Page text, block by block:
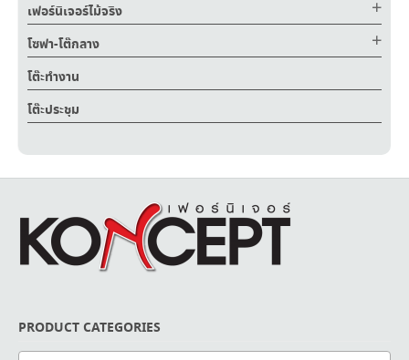
เฟอร์นิเจอร์ไม้จริง
โซฟา-โต๊กลาง
โต๊ะทำงาน
โต๊ะประชุม
PRODUCT CATEGORIES